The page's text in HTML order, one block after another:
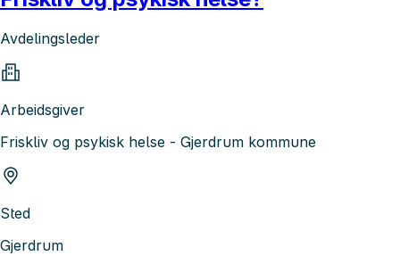
Avdelingsleder
Arbeidsgiver
Friskliv og psykisk helse - Gjerdrum kommune
Sted
Gjerdrum